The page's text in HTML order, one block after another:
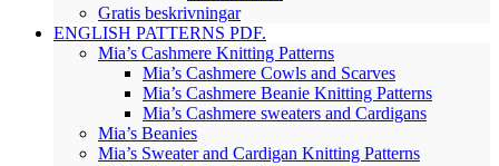
Gratis beskrivningar
ENGLISH PATTERNS PDF.
Mia’s Cashmere Knitting Patterns
Mia’s Cashmere Cowls and Scarves
Mia’s Cashmere Beanie Knitting Patterns
Mia’s Cashmere sweaters and Cardigans
Mia’s Beanies
Mia’s Sweater and Cardigan Knitting Patterns